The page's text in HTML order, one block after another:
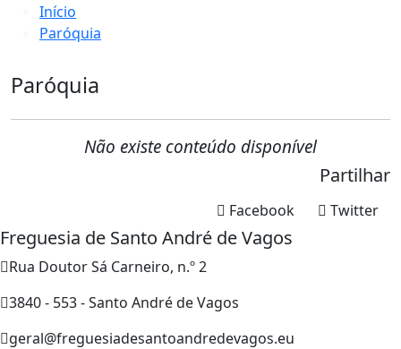
Início
Paróquia
Paróquia
Não existe conteúdo disponível
Partilhar
Twitter
Facebook
Freguesia de Santo André de Vagos
Rua Doutor Sá Carneiro, n.º 2
3840 - 553 - Santo André de Vagos
geral@freguesiadesantoandredevagos.eu